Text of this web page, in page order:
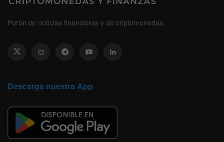
Portal de noticias financieras y de criptomonedas.
Descarga nuestra App